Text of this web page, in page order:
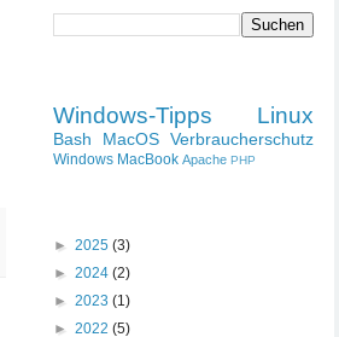
Windows-Tipps Linux
Bash MacOS Verbraucherschutz
Windows MacBook Apache PHP
► 2025 (3)
► 2024 (2)
► 2023 (1)
► 2022 (5)